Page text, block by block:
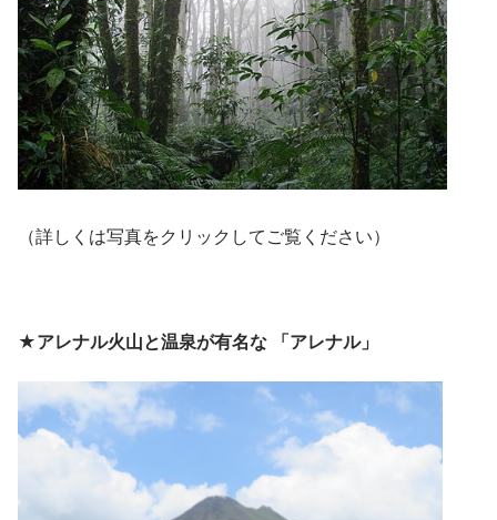
（詳しくは写真をクリックしてご覧ください）
★アレナル火山と温泉が有名な 「アレナル」